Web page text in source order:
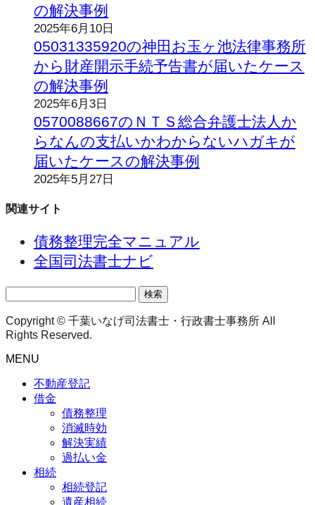
の解決事例
2025年6月10日
05031335920の神田お玉ヶ池法律事務所
から財産開示手続予告書が届いたケース
の解決事例
2025年6月3日
0570088667のＮＴＳ総合弁護士法人か
らなんの支払いかわからないハガキが
届いたケースの解決事例
2025年5月27日
関連サイト
債務整理完全マニュアル
全国司法書士ナビ
Copyright © 千葉いなげ司法書士・行政書士事務所 All
Rights Reserved.
MENU
不動産登記
借金
債務整理
消滅時効
解決実績
過払い金
相続
相続登記
遺産相続